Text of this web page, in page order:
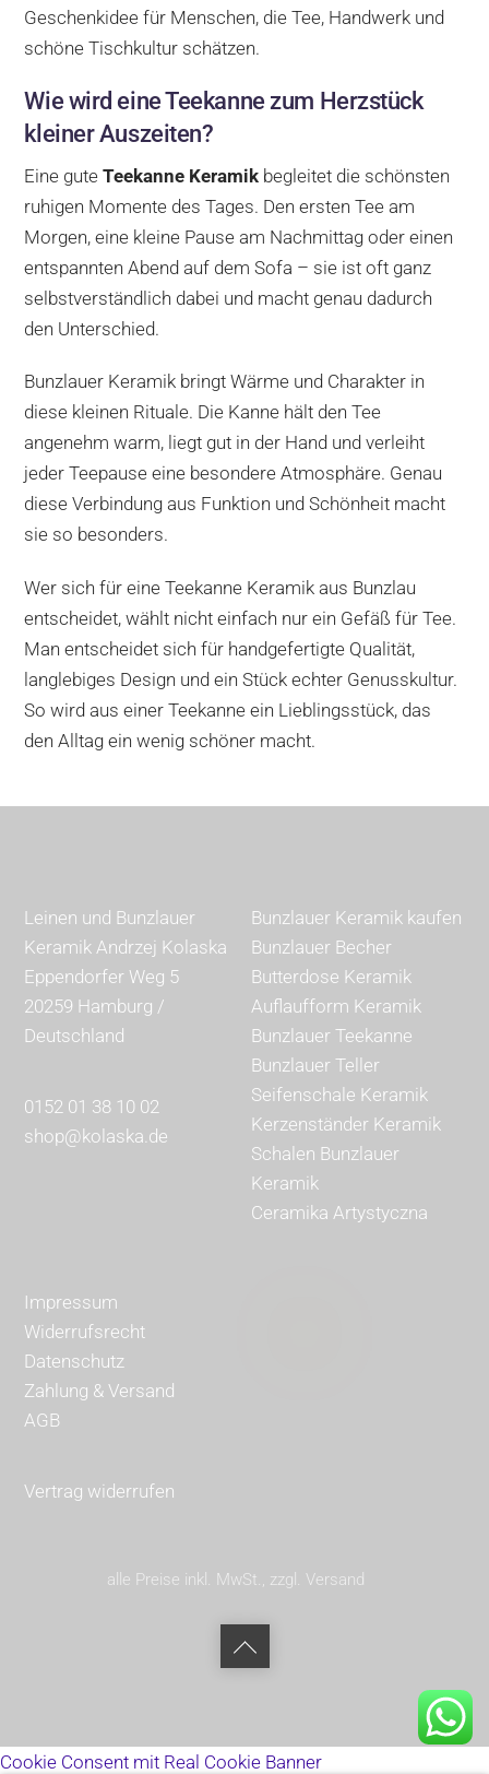
Geschenkidee für Menschen, die Tee, Handwerk und
schöne Tischkultur schätzen.
Wie wird eine Teekanne zum Herzstück
kleiner Auszeiten?
Eine guteTeekanne Keramik begleitet die schönsten
ruhigen Momente des Tages. Den ersten Tee am
Morgen, eine kleine Pause am Nachmittag oder einen
entspannten Abend auf dem Sofa – sie ist oft ganz
selbstverständlich dabei und macht genau dadurch
den Unterschied.
Bunzlauer Keramik bringt Wärme und Charakter in
diese kleinen Rituale. Die Kanne hält den Tee
angenehm warm, liegt gut in der Hand und verleiht
jeder Teepause eine besondere Atmosphäre. Genau
diese Verbindung aus Funktion und Schönheit macht
sie so besonders.
Wer sich für eine Teekanne Keramik aus Bunzlau
entscheidet, wählt nicht einfach nur ein Gefäß für Tee.
Man entscheidet sich für handgefertigte Qualität,
langlebiges Design und ein Stück echter Genusskultur.
So wird aus einer Teekanne ein Lieblingsstück, das
den Alltag ein wenig schöner macht.
Leinen und Bunzlauer
Keramik Andrzej Kolaska
Eppendorfer Weg 5
20259 Hamburg /
Deutschland
0152 01 38 10 02
shop@kolaska.de
Bunzlauer Keramik kaufen
Bunzlauer Becher
Butterdose Keramik
Auflaufform Keramik
Bunzlauer Teekanne
Bunzlauer Teller
Seifenschale Keramik
Kerzenständer Keramik
Schalen Bunzlauer
Keramik
Ceramika Artystyczna
Impressum
Widerrufsrecht
Datenschutz
Zahlung & Versand
AGB
Vertrag widerrufen
Back
alle Preise inkl. MwSt., zzgl. Versand
Cookie Consent mit Real Cookie Banner